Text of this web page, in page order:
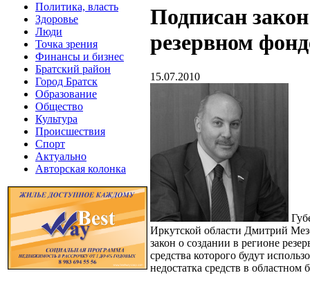
Политика, власть
Здоровье
Люди
Точка зрения
Финансы и бизнес
Братский район
Город Братск
Образование
Общество
Культура
Происшествия
Спорт
Актуально
Авторская колонка
Подписан
резервном
15.07.2010
Иркутской области Дмитрий
закон о создании в регионе
средства которого будут
недостатка средств в областном